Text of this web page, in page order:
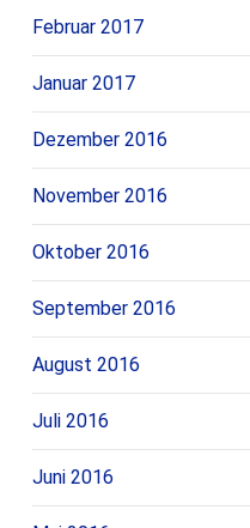
Februar 2017
Januar 2017
Dezember 2016
November 2016
Oktober 2016
September 2016
August 2016
Juli 2016
Juni 2016